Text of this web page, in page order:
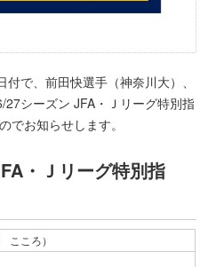
で、前田快選手（神奈川大）、
シーズン JFA・Ｊリーグ特別指
でお知らせします。
・Ｊリーグ特別指
ころ）